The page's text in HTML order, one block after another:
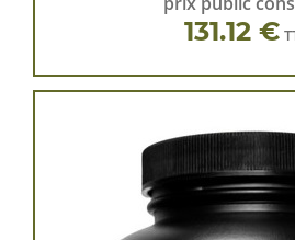
131.12 €